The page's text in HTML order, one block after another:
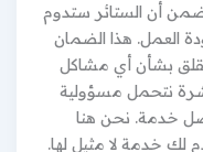
أن الستائر ستدوم
العمل. هذا الضمان
بشأن أي مشاكل
نتحمل مسؤولية
خدمة. نحن هنا
لك خدمة لا مثيل لها.